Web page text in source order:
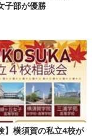
子部が優勝
】横須賀の私立4校が